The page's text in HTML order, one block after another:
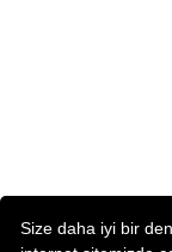
Size daha iyi bir